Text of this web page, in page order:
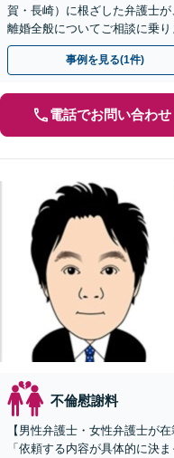
賀・長崎）に根ざした弁護士
離婚全般についてご相談に乗
求されたなど、男女問題全般
事例を見る(1件)
電話でお問い合わせ
不倫慰謝料
【男性弁護士・女性弁護士が
「依頼する内容が具体的に決